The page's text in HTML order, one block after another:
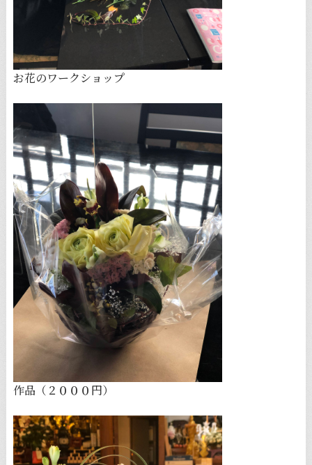
お花のワークショップ
作品（２０００円）